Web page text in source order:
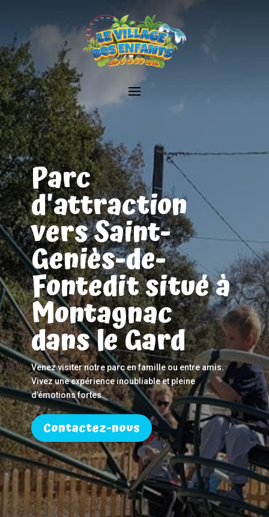
Parc
d'attraction
vers Saint-
Geniès-de-
Fontedit situé à
Montagnac
dans le Gard
Venez visiter notre parc en famille ou entre amis.
Vivez une expérience inoubliable et pleine
d’émotions fortes.
Contactez-nous